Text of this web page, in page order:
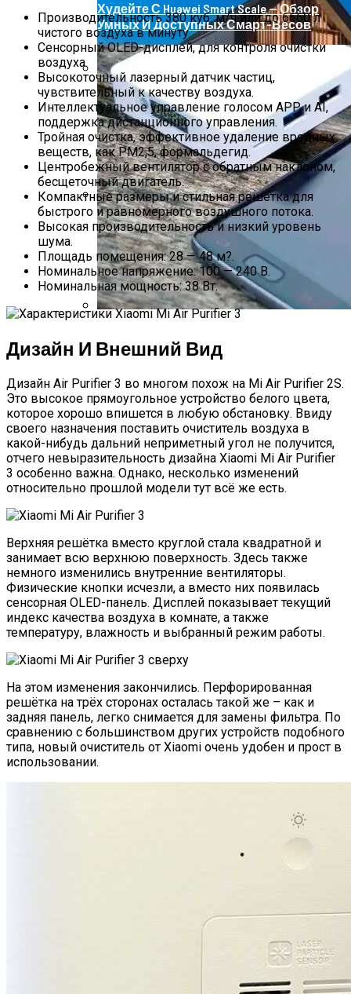
Роллетные Ворота
Барнхаусы: Строительство Под Ключ –
Комфорт И Экологичность
Худейте С Huawei Smart Scale — Обзор
Умных И Доступных Смарт-Весов
Приставка, Помещающаяся На Ладони
Производительность 380 куб. м/ч или до 6660 л
чистого воздуха в минуту.
Сенсорный OLED-дисплей, для контроля очистки
воздуха.
Высокоточный лазерный датчик частиц,
чувствительный к качеству воздуха.
Интеллектуальное управление голосом APP и AI,
поддержка дистанционного управления.
Тройная очистка, эффективное удаление вредных
веществ, как PM2,5, формальдегид.
Центробежный вентилятор с обратным наклоном,
бесщеточный двигатель.
Компактные размеры и стильная решётка для
быстрого и равномерного воздушного потока.
Высокая производительность и низкий уровень
шума.
Площадь помещения: 28 — 48 м?.
Номинальное напряжение: 100 — 240 В.
Номинальная мощность: 38 Вт.
Дизайн И Внешний Вид
Дизайн Air Purifier 3 во многом похож на Mi Air Purifier 2S.
Это высокое прямоугольное устройство белого цвета,
которое хорошо впишется в любую обстановку. Ввиду
своего назначения поставить очиститель воздуха в
какой-нибудь дальний неприметный угол не получится,
отчего невыразительность дизайна Xiaomi Mi Air Purifier
3 особенно важна. Однако, несколько изменений
относительно прошлой модели тут всё же есть.
Верхняя решётка вместо круглой стала квадратной и
занимает всю верхнюю поверхность. Здесь также
немного изменились внутренние вентиляторы.
Физические кнопки исчезли, а вместо них появилась
сенсорная OLED-панель. Дисплей показывает текущий
индекс качества воздуха в комнате, а также
температуру, влажность и выбранный режим работы.
На этом изменения закончились. Перфорированная
решётка на трёх сторонах осталась такой же – как и
задняя панель, легко снимается для замены фильтра. По
сравнению с большинством других устройств подобного
типа, новый очиститель от Xiaomi очень удобен и прост в
использовании.